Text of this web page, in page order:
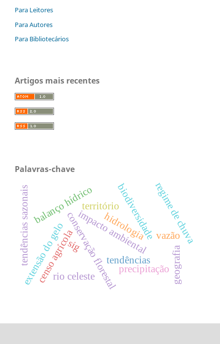
Para Leitores
Para Autores
Para Bibliotecários
Artigos mais recentes
Palavras-chave
conservação florestal
impacto ambiental
censo agrícola
biodiversidade
rio celeste
tendências
precipitação
vazão
balanço hídrico
hidrologia regime de chuva
extensão do gelo
tendências sazonais território
geografia
sig